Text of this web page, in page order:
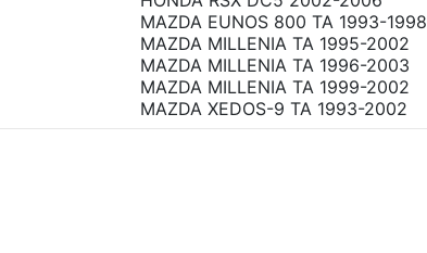
MAZDA EUNOS 800 TA 1993-1998
MAZDA MILLENIA TA 1995-2002
MAZDA MILLENIA TA 1996-2003
MAZDA MILLENIA TA 1999-2002
MAZDA XEDOS-9 TA 1993-2002